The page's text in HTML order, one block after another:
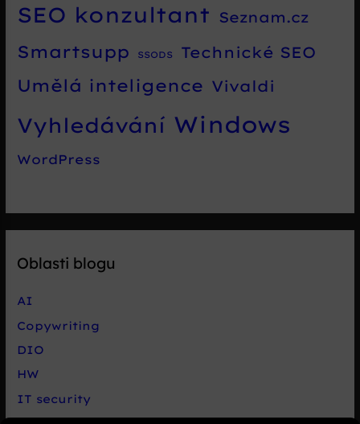
SEO konzultant Seznam.cz
Smartsupp SSODS Technické SEO
Umělá inteligence Vivaldi
Vyhledávání Windows
WordPress
Oblasti blogu
AI
Copywriting
DIO
HW
IT security